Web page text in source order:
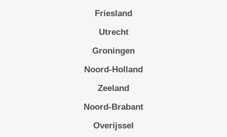
Friesland
Utrecht
Groningen
Noord-Holland
Zeeland
Noord-Brabant
Overijssel